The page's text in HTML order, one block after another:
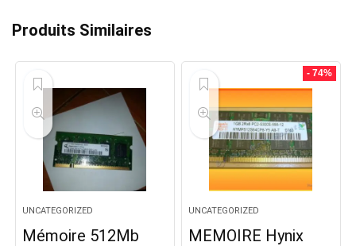
Produits Similaires
UNCATEGORIZED
Mémoire 512Mb
- 74%
UNCATEGORIZED
MEMOIRE Hynix